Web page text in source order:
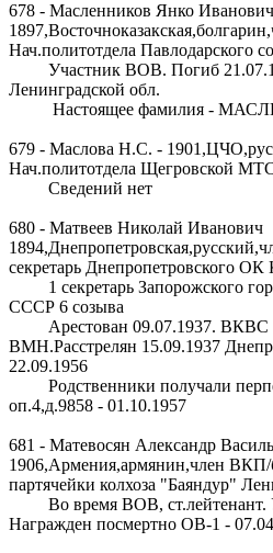
678 - Масленников Янко Иванович
Нач.политотдела Павлодарского
Участник ВОВ. Погиб
Ленинградской обл.
Настоящее фамилия -
679 - Маслова Н.С. -
Нач.политотдела Щегровской
Сведений нет
680 - Матвеев Николай Иванович
секретарь Днепропетровского
1 секретарь Запорожского
СССР 6 созыва
Арестован 09.07.1937. ВКВС
ВМН.Расстрелян 15.09.1937
22.09.1956
Родственники получали
оп.4,д.9858 - 01.10.1957
681 - Матевосян Александр
1906,Армения,армянин,член ВКП/
партячейки колхоза "Баяндур"
Во время ВОВ, ст.лейтенант.
Награжден посмертно ОВ-1 -